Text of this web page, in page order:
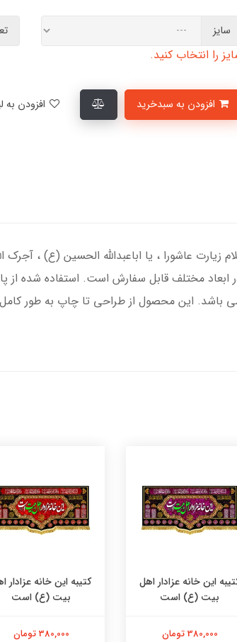
سایز
را انتخاب کنید.
عاشورا ، یا اباعبدالله الحسین (ع) ، آجرک
مختلف قابل سفارش است. استفاده شده از
باشد. این محصول از طراحی تا چاپ به طور کامل
این خانه عزادار اهل
بیت (ع) است
380,000 تومان
کتیبه این خانه عزادار
بیت (ع) است
380,000 تومان